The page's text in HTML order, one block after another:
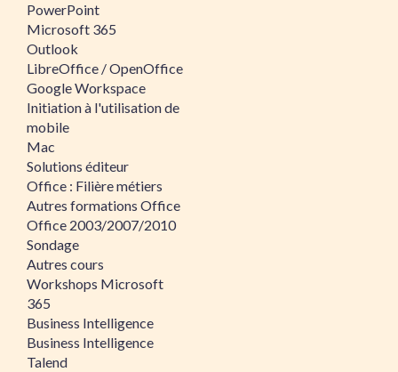
PowerPoint
Microsoft 365
Outlook
LibreOffice / OpenOffice
Google Workspace
Initiation à l'utilisation de
mobile
Mac
Solutions éditeur
Office : Filière métiers
Autres formations Office
Office 2003/2007/2010
Sondage
Autres cours
Workshops Microsoft
365
Business Intelligence
Business Intelligence
Talend